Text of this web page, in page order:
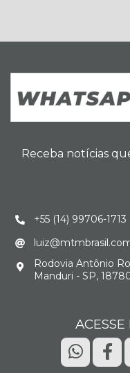
Receba notícias
+55 (14) 99706-1713
Rodovia Antônio
Manduri - SP,